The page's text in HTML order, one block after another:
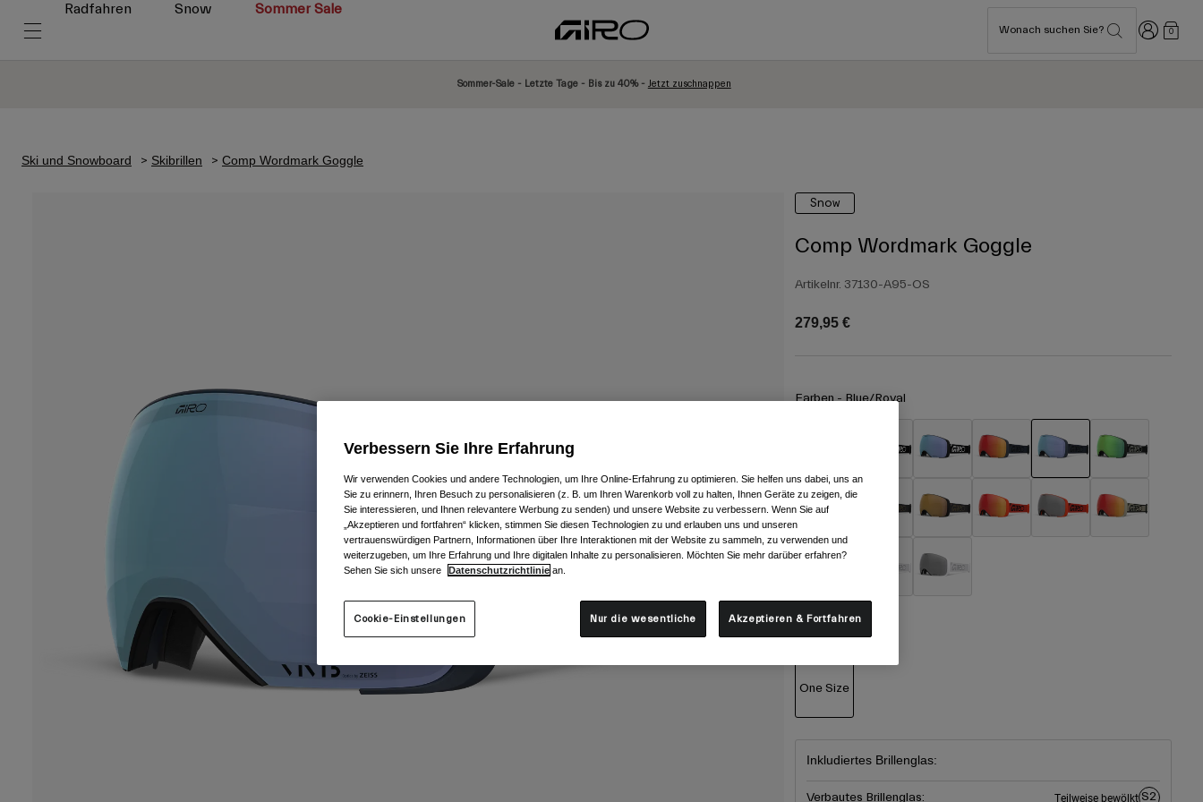
Radfahren Snow Sommer Sale
Wonach suchen Sie? Anmelden
0
Sommer-Sale - Letzte Tage - Bis zu 40% - Jetzt zuschnappen
Ski und Snowboard Skibrillen Comp Wordmark Goggle
Snow
Comp Wordmark Goggle
Artikelnr. 37130-A95-OS
279,95 €
Farben -Blue/Royal
Größe
One Size
Inkludiertes Brillenglas:
Verbautes Brillenglas: Teilweise bewölkt S2
Verbessern Sie Ihre Erfahrung
Wir verwenden Cookies und andere Technologien, um Ihre Online-Erfahrung zu optimieren. Sie helfen uns dabei, uns an
Sie zu erinnern, Ihren Besuch zu personalisieren (z. B. um Ihren Warenkorb voll zu halten, Ihnen Geräte zu zeigen, die
Sie interessieren, und Ihnen relevantere Werbung zu senden) und unsere Website zu verbessern. Wenn Sie auf
„Akzeptieren und fortfahren“ klicken, stimmen Sie diesen Technologien zu und erlauben uns und unseren
vertrauenswürdigen Partnern, Informationen über Ihre Interaktionen mit der Website zu sammeln, zu verwenden und
weiterzugeben, um Ihre Erfahrung und Ihre digitalen Inhalte zu personalisieren. Möchten Sie mehr darüber erfahren?
Sehen Sie sich unsere
Datenschutzrichtlinie an.
Cookie-Einstellungen Nur die wesentliche Akzeptieren & Fortfahren